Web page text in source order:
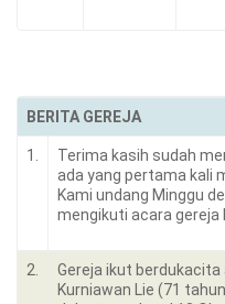
BERITA GEREJA
1.
Terima kasih sudah
ada yang pertama kali
Kami undang Minggu
mengikuti acara gereja
2.
Gereja ikut
Kurniawan Lie (71